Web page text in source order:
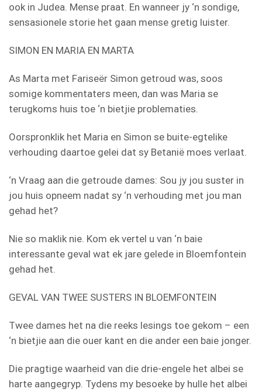
ook in Judea. Mense praat. En wanneer jy ‘n sondige,
sensasionele storie het gaan mense gretig luister.
SIMON EN MARIA EN MARTA
As Marta met Fariseër Simon getroud was, soos
somige kommentaters meen, dan was Maria se
terugkoms huis toe ‘n bietjie problematies.
Oorspronklik het Maria en Simon se buite-egtelike
verhouding daartoe gelei dat sy Betanië moes verlaat.
‘n Vraag aan die getroude dames: Sou jy jou suster in
jou huis opneem nadat sy ‘n verhouding met jou man
gehad het?
Nie so maklik nie. Kom ek vertel u van ‘n baie
interessante geval wat ek jare gelede in Bloemfontein
gehad het.
GEVAL VAN TWEE SUSTERS IN BLOEMFONTEIN
Twee dames het na die reeks lesings toe gekom – een
‘n bietjie aan die ouer kant en die ander een baie jonger.
Die pragtige waarheid van die drie-engele het albei se
harte aangegryp. Tydens my besoeke by hulle het albei